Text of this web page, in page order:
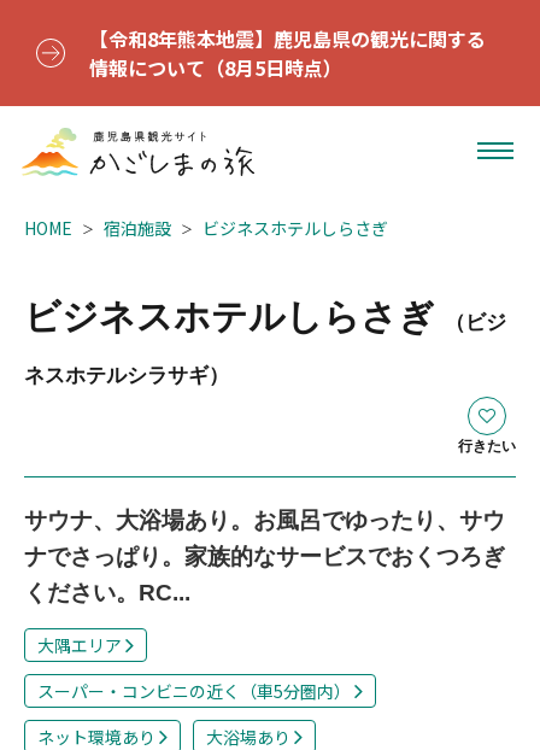
【令和8年熊本地震】鹿児島県の観光に関する
情報について（8月5日時点）
HOME 宿泊施設 ビジネスホテルしらさぎ
ビジネスホテルしらさぎ （ビジ
ネスホテルシラサギ）
行きたい
サウナ、大浴場あり。お風呂でゆったり、サウ
ナでさっぱり。家族的なサービスでおくつろぎ
ください。RC...
大隅エリア
スーパー・コンビニの近く（車5分圏内）
ネット環境あり
大浴場あり